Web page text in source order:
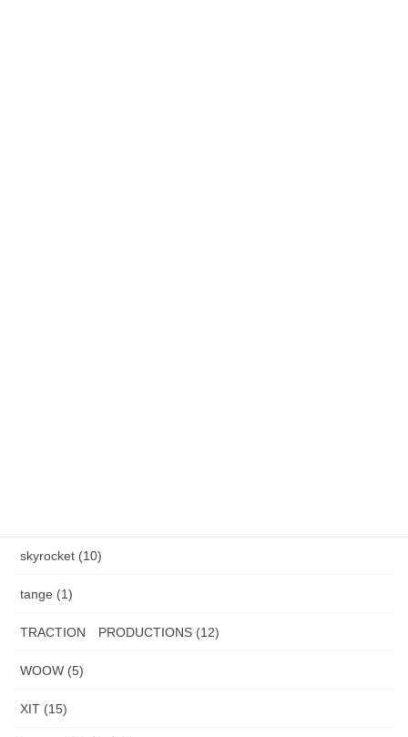
skyrocket (10)
tange (1)
TRACTION PRODUCTIONS (12)
WOOW (5)
XIT (15)